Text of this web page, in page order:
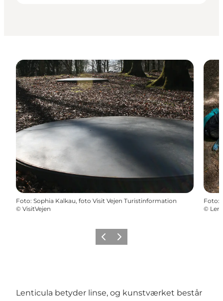
Foto: Sophia Kalkau, foto Visit Vejen Turistinformation
© VisitVejen
Foto:
©
Forrige billede
Næste billede
Lenticula betyder linse, og kunstværket består